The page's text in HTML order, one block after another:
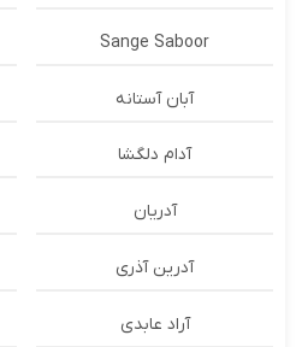
Sange Saboor
آبان آستانه
آدام دلگشا
آدریان
آدرین آذری
آراد عابدی